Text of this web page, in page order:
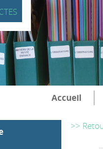
Accueil
>>